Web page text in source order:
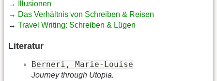
→
Illusionen
→ Das Verhältnis von Schreiben & Reisen
→ Travel Writing: Schreiben & Lügen
Literatur
Berneri, Marie-Louise
Journey through Utopia.